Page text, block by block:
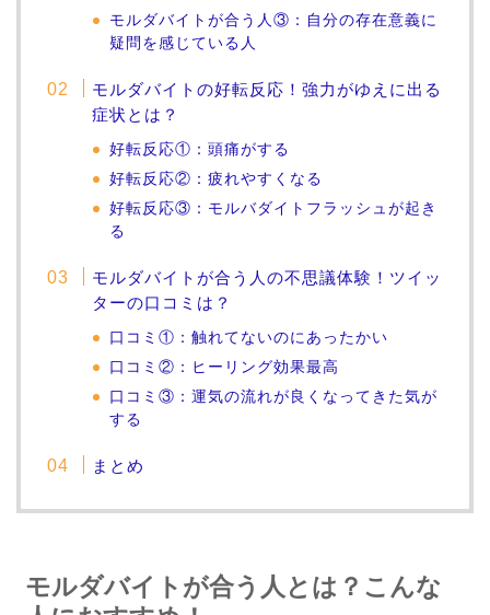
モルダバイトが合う人③：自分の存在意義に
疑問を感じている人
モルダバイトの好転反応！強力がゆえに出る
症状とは？
好転反応①：頭痛がする
好転反応②：疲れやすくなる
好転反応③：モルバダイトフラッシュが起き
る
モルダバイトが合う人の不思議体験！ツイッ
ターの口コミは？
口コミ①：触れてないのにあったかい
口コミ②：ヒーリング効果最高
口コミ③：運気の流れが良くなってきた気が
する
まとめ
モルダバイトが合う人とは？こんな